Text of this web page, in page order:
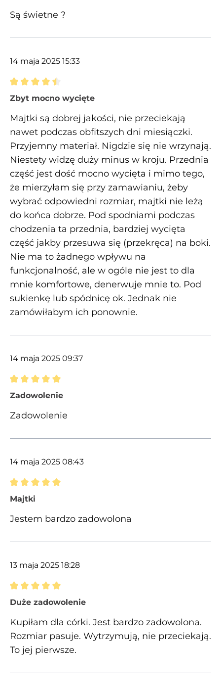
Są świetne ?
14 maja 2025 15:33
Recenzja z oceną 4.5 spośród 5 gwiazdek
Zbyt mocno wycięte
Majtki są dobrej jakości, nie przeciekają
nawet podczas obfitszych dni miesiączki.
Przyjemny materiał. Nigdzie się nie wrzynają.
Niestety widzę duży minus w kroju. Przednia
część jest dość mocno wycięta i mimo tego,
że mierzyłam się przy zamawianiu, żeby
wybrać odpowiedni rozmiar, majtki nie leżą
do końca dobrze. Pod spodniami podczas
chodzenia ta przednia, bardziej wycięta
część jakby przesuwa się (przekręca) na boki.
Nie ma to żadnego wpływu na
funkcjonalność, ale w ogóle nie jest to dla
mnie komfortowe, denerwuje mnie to. Pod
sukienkę lub spódnicę ok. Jednak nie
zamówiłabym ich ponownie.
14 maja 2025 09:37
Recenzja z oceną 5 spośród 5 gwiazdek
Zadowolenie
Zadowolenie
14 maja 2025 08:43
Recenzja z oceną 5 spośród 5 gwiazdek
Majtki
Jestem bardzo zadowolona
13 maja 2025 18:28
Recenzja z oceną 5 spośród 5 gwiazdek
Duże zadowolenie
Kupiłam dla córki. Jest bardzo zadowolona.
Rozmiar pasuje. Wytrzymują, nie przeciekają.
To jej pierwsze.